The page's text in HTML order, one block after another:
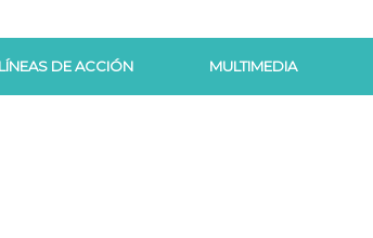
LÍNEAS DE ACCIÓN MULTIMEDIA